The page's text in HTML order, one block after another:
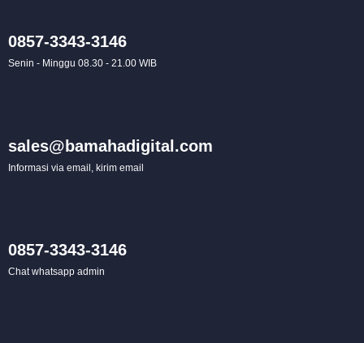
0857-3343-3146
Senin - Minggu 08.30 - 21.00 WIB
sales@bamahadigital.com
Informasi via email, kirim email
0857-3343-3146
Chat whatsapp admin